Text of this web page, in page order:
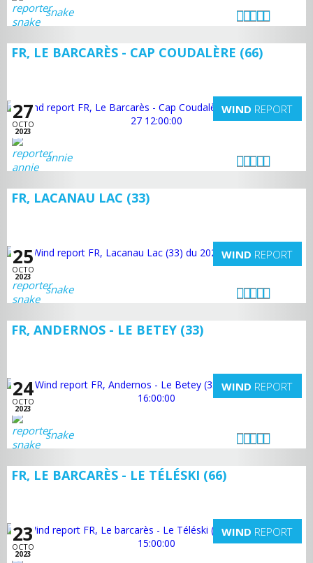
snake
FR, LE BARCARÈS - CAP COUDALÈRE (66)
27
OCTO
2023
WIND REPORT
annie
FR, LACANAU LAC (33)
25
OCTO
2023
WIND REPORT
snake
FR, ANDERNOS - LE BETEY (33)
24
OCTO
2023
WIND REPORT
snake
FR, LE BARCARÈS - LE TÉLÉSKI (66)
23
OCTO
2023
WIND REPORT